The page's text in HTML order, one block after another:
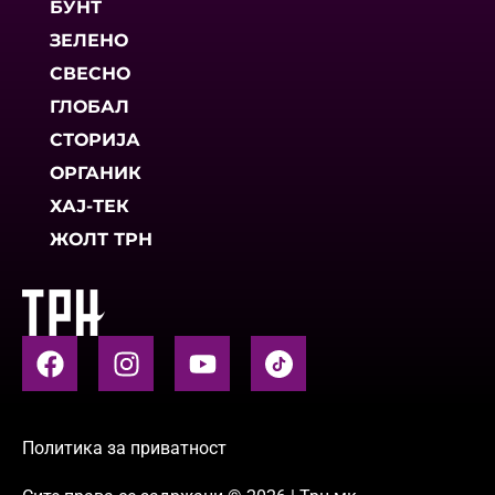
БУНТ
ЗЕЛЕНО
СВЕСНО
ГЛОБАЛ
СТОРИЈА
ОРГАНИК
ХАЈ-ТЕК
ЖОЛТ ТРН
Политика за приватност